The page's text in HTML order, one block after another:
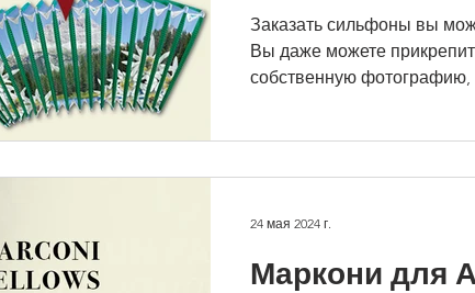
Заказать сильфоны вы
Вы даже можете
собственную фотографию,
Маркони для
24 мая 2024 г.